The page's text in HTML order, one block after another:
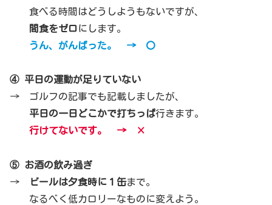
食べる時間はどうしようもないですが、
間食をゼロにします。
うん、がんばった。 → 〇
④ 平日の運動が足りていない
→ ゴルフの記事でも記載しましたが、
平日の一日どこかで打ちっぱ行きます。
行けてないです。 → ×
⑤ お酒の飲み過ぎ
→
ビールは夕食時に１缶まで。
なるべく低カロリーなものに変えよう。